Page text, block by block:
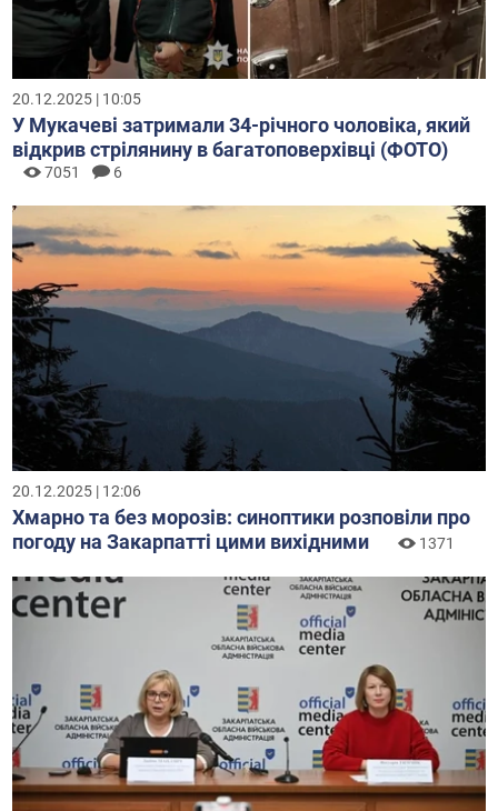
20.12.2025 | 10:05
У Мукачеві затримали 34-річного чоловіка, який
відкрив стрілянину в багатоповерхівці (ФОТО)
7051 6
20.12.2025 | 12:06
Хмарно та без морозів: синоптики розповіли про
погоду на Закарпатті цими вихідними
1371